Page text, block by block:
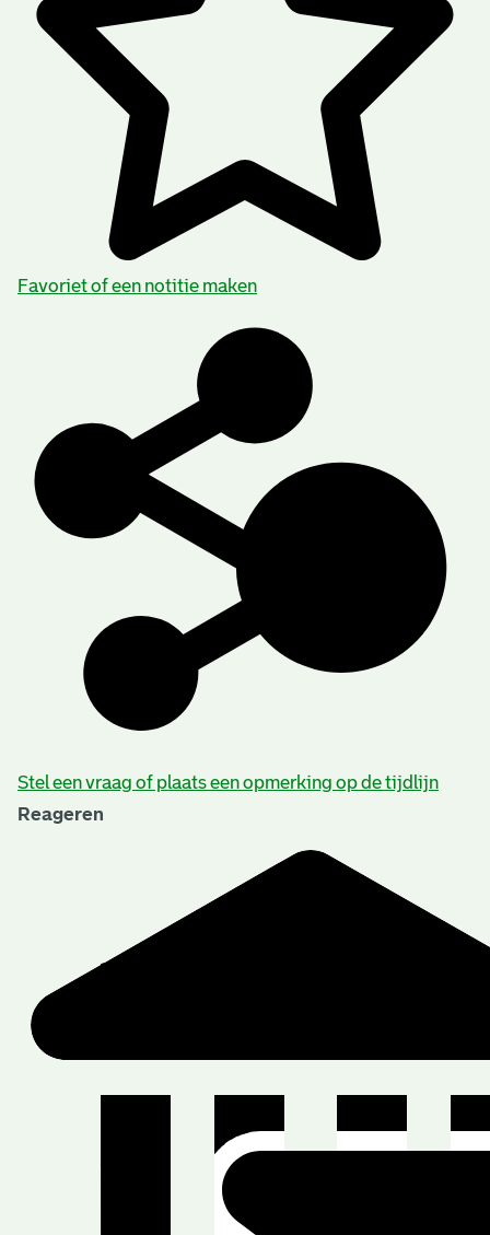
Favoriet of een notitie maken
Stel een vraag of plaats een opmerking op de tijdlijn
Reageren